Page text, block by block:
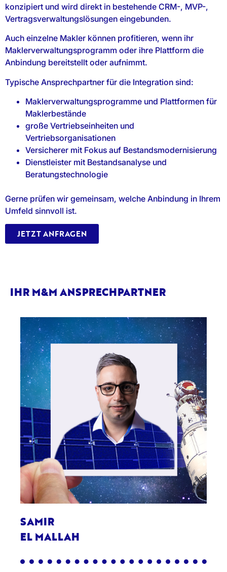
konzipiert und wird direkt in bestehende CRM-, MVP-,
Vertragsverwaltungslösungen eingebunden.
Auch einzelne Makler können profitieren, wenn ihr
Maklerverwaltungsprogramm oder ihre Plattform die
Anbindung bereitstellt oder aufnimmt.
Typische Ansprechpartner für die Integration sind:
Maklerverwaltungsprogramme und Plattformen für
Maklerbestände
große Vertriebseinheiten und
Vertriebsorganisationen
Versicherer mit Fokus auf Bestandsmodernisierung
Dienstleister mit Bestandsanalyse und
Beratungstechnologie
Gerne prüfen wir gemeinsam, welche Anbindung in Ihrem
Umfeld sinnvoll ist.
JETZT ANFRAGEN
IHR M&M ANSPRECHPARTNER
SAMIR
EL MALLAH